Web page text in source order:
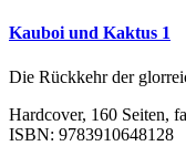
Kauboi und Kaktus 1
Die Rückkehr der
Hardcover, 160 Seiten,
ISBN: 9783910648128